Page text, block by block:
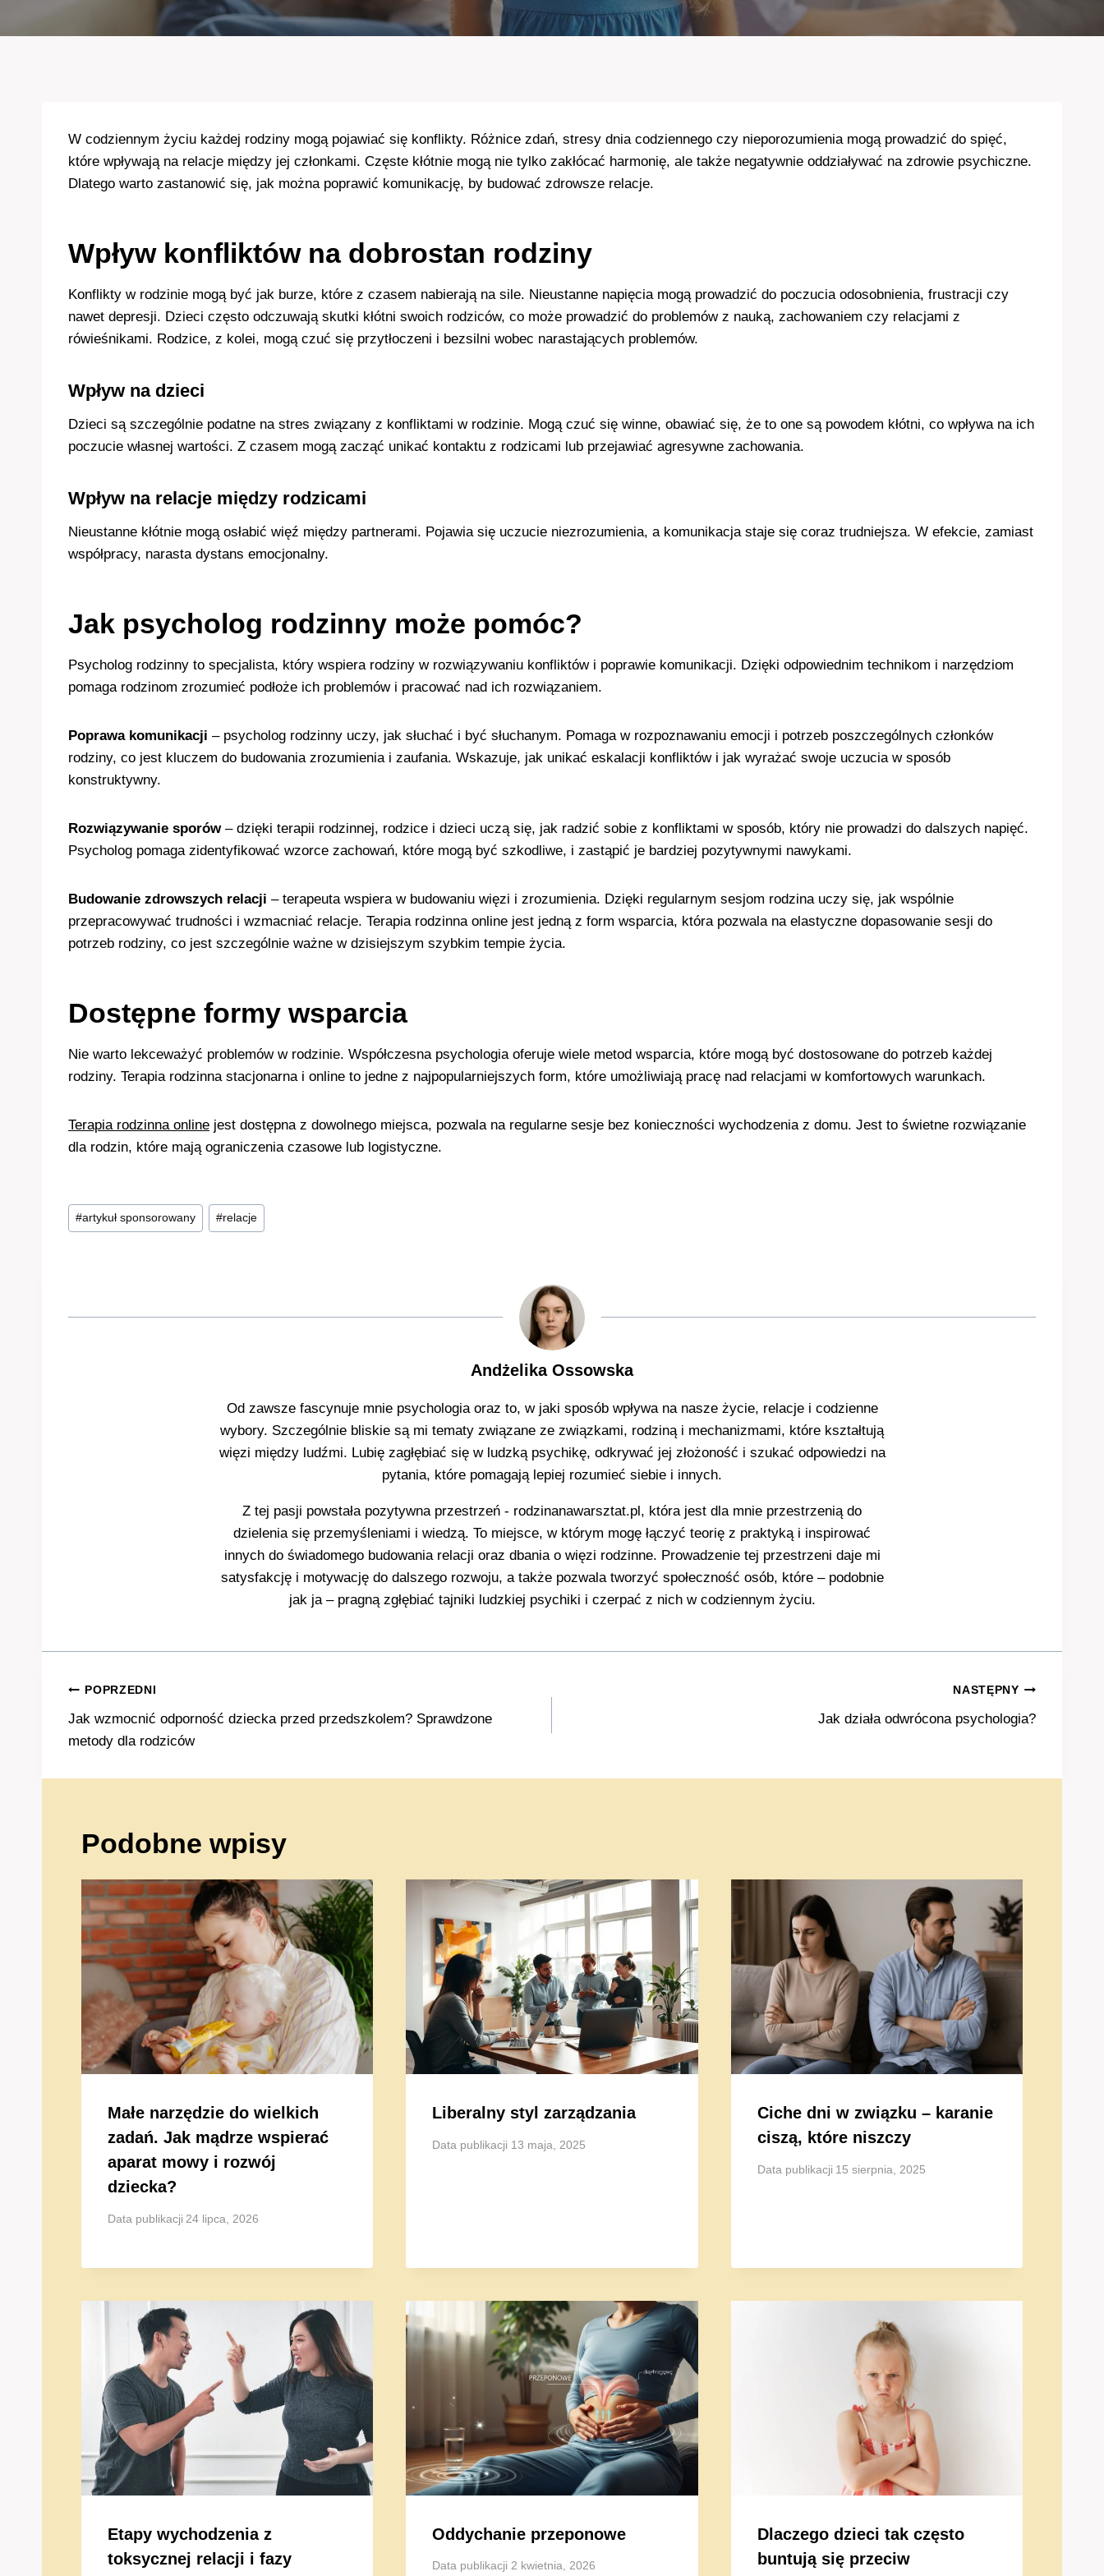
W codziennym życiu każdej rodziny mogą pojawiać się konflikty. Różnice zdań, stresy dnia codziennego czy nieporozumienia mogą prowadzić do spięć,
które wpływają na relacje między jej członkami. Częste kłótnie mogą nie tylko zakłócać harmonię, ale także negatywnie oddziaływać na zdrowie psychiczne.
Dlatego warto zastanowić się, jak można poprawić komunikację, by budować zdrowsze relacje.
Wpływ konfliktów na dobrostan rodziny
Konflikty w rodzinie mogą być jak burze, które z czasem nabierają na sile. Nieustanne napięcia mogą prowadzić do poczucia odosobnienia, frustracji czy
nawet depresji. Dzieci często odczuwają skutki kłótni swoich rodziców, co może prowadzić do problemów z nauką, zachowaniem czy relacjami z
rówieśnikami. Rodzice, z kolei, mogą czuć się przytłoczeni i bezsilni wobec narastających problemów.
Wpływ na dzieci
Dzieci są szczególnie podatne na stres związany z konfliktami w rodzinie. Mogą czuć się winne, obawiać się, że to one są powodem kłótni, co wpływa na ich
poczucie własnej wartości. Z czasem mogą zacząć unikać kontaktu z rodzicami lub przejawiać agresywne zachowania.
Wpływ na relacje między rodzicami
Nieustanne kłótnie mogą osłabić więź między partnerami. Pojawia się uczucie niezrozumienia, a komunikacja staje się coraz trudniejsza. W efekcie, zamiast
współpracy, narasta dystans emocjonalny.
Jak psycholog rodzinny może pomóc?
Psycholog rodzinny to specjalista, który wspiera rodziny w rozwiązywaniu konfliktów i poprawie komunikacji. Dzięki odpowiednim technikom i narzędziom
pomaga rodzinom zrozumieć podłoże ich problemów i pracować nad ich rozwiązaniem.
Poprawa komunikacji – psycholog rodzinny uczy, jak słuchać i być słuchanym. Pomaga w rozpoznawaniu emocji i potrzeb poszczególnych członków
rodziny, co jest kluczem do budowania zrozumienia i zaufania. Wskazuje, jak unikać eskalacji konfliktów i jak wyrażać swoje uczucia w sposób
konstruktywny.
Rozwiązywanie sporów– dzięki terapii rodzinnej, rodzice i dzieci uczą się, jak radzić sobie z konfliktami w sposób, który nie prowadzi do dalszych napięć.
Psycholog pomaga zidentyfikować wzorce zachowań, które mogą być szkodliwe, i zastąpić je bardziej pozytywnymi nawykami.
Budowanie zdrowszych relacji – terapeuta wspiera w budowaniu więzi i zrozumienia. Dzięki regularnym sesjom rodzina uczy się, jak wspólnie
przepracowywać trudności i wzmacniać relacje. Terapia rodzinna online jest jedną z form wsparcia, która pozwala na elastyczne dopasowanie sesji do
potrzeb rodziny, co jest szczególnie ważne w dzisiejszym szybkim tempie życia.
Dostępne formy wsparcia
Nie warto lekceważyć problemów w rodzinie. Współczesna psychologia oferuje wiele metod wsparcia, które mogą być dostosowane do potrzeb każdej
rodziny. Terapia rodzinna stacjonarna i online to jedne z najpopularniejszych form, które umożliwiają pracę nad relacjami w komfortowych warunkach.
Terapia rodzinna online jest dostępna z dowolnego miejsca, pozwala na regularne sesje bez konieczności wychodzenia z domu. Jest to świetne rozwiązanie
dla rodzin, które mają ograniczenia czasowe lub logistyczne.
Tagi
wpisu:
#artykuł sponsorowany #relacje
Andżelika Ossowska
Od zawsze fascynuje mnie psychologia oraz to, w jaki sposób wpływa na nasze życie, relacje i codzienne
wybory. Szczególnie bliskie są mi tematy związane ze związkami, rodziną i mechanizmami, które kształtują
więzi między ludźmi. Lubię zagłębiać się w ludzką psychikę, odkrywać jej złożoność i szukać odpowiedzi na
pytania, które pomagają lepiej rozumieć siebie i innych.
Z tej pasji powstała pozytywna przestrzeń - rodzinanawarsztat.pl, która jest dla mnie przestrzenią do
dzielenia się przemyśleniami i wiedzą. To miejsce, w którym mogę łączyć teorię z praktyką i inspirować
innych do świadomego budowania relacji oraz dbania o więzi rodzinne. Prowadzenie tej przestrzeni daje mi
satysfakcję i motywację do dalszego rozwoju, a także pozwala tworzyć społeczność osób, które – podobnie
jak ja – pragną zgłębiać tajniki ludzkiej psychiki i czerpać z nich w codziennym życiu.
Nawigacja
wpisu
POPRZEDNI
Jak wzmocnić odporność dziecka przed przedszkolem? Sprawdzone
metody dla rodziców
NASTĘPNY
Jak działa odwrócona psychologia?
Podobne wpisy
Małe narzędzie do wielkich
zadań. Jak mądrze wspierać
aparat mowy i rozwój
dziecka?
Data publikacji 24 lipca, 2026
Liberalny styl zarządzania
Data publikacji 13 maja, 2025
Ciche dni w związku – karanie
ciszą, które niszczy
Data publikacji 15 sierpnia, 2025
Etapy wychodzenia z
toksycznej relacji i fazy
Oddychanie przeponowe
Data publikacji 2 kwietnia, 2026
Dlaczego dzieci tak często
buntują się przeciw